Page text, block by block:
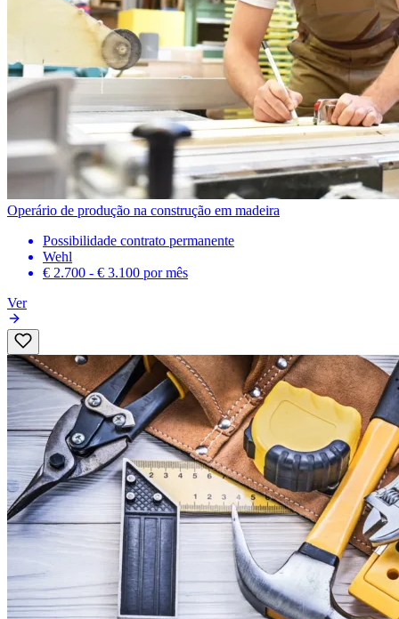
Operário de produção na construção em madeira
Possibilidade contrato permanente
Wehl
€ 2.700 - € 3.100 por mês
Ver